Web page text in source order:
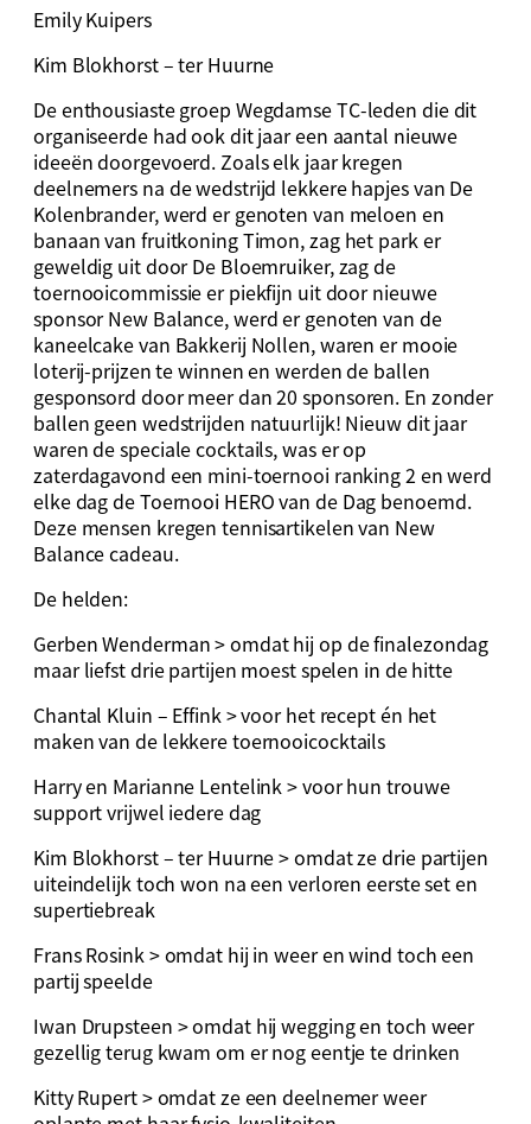
Emily Kuipers
Kim Blokhorst – ter Huurne
De enthousiaste groep Wegdamse TC-leden die dit
organiseerde had ook dit jaar een aantal nieuwe
ideeën doorgevoerd. Zoals elk jaar kregen
deelnemers na de wedstrijd lekkere hapjes van De
Kolenbrander, werd er genoten van meloen en
banaan van fruitkoning Timon, zag het park er
geweldig uit door De Bloemruiker, zag de
toernooicommissie er piekfijn uit door nieuwe
sponsor New Balance, werd er genoten van de
kaneelcake van Bakkerij Nollen, waren er mooie
loterij-prijzen te winnen en werden de ballen
gesponsord door meer dan 20 sponsoren. En zonder
ballen geen wedstrijden natuurlijk! Nieuw dit jaar
waren de speciale cocktails, was er op
zaterdagavond een mini-toernooi ranking 2 en werd
elke dag de Toernooi HERO van de Dag benoemd.
Deze mensen kregen tennisartikelen van New
Balance cadeau.
De helden:
Gerben Wenderman > omdat hij op de finalezondag
maar liefst drie partijen moest spelen in de hitte
Chantal Kluin – Effink > voor het recept én het
maken van de lekkere toernooicocktails
Harry en Marianne Lentelink > voor hun trouwe
support vrijwel iedere dag
Kim Blokhorst – ter Huurne > omdat ze drie partijen
uiteindelijk toch won na een verloren eerste set en
supertiebreak
Frans Rosink > omdat hij in weer en wind toch een
partij speelde
Iwan Drupsteen > omdat hij wegging en toch weer
gezellig terug kwam om er nog eentje te drinken
Kitty Rupert > omdat ze een deelnemer weer